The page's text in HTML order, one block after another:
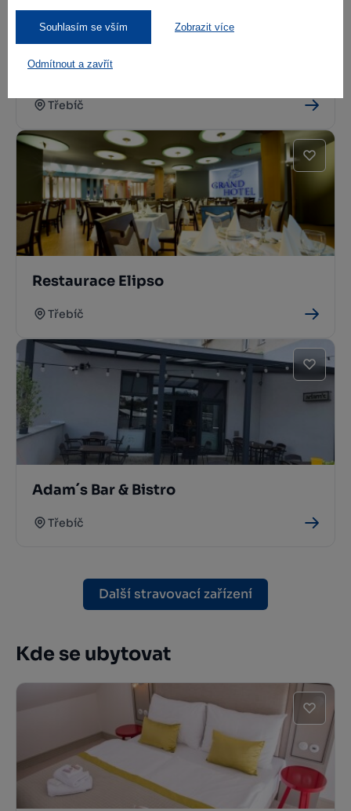
Souhlasím se vším Zobrazit více
Odmítnout a zavřít
Kavárna Vrátka
Třebíč
Restaurace Elipso
Třebíč
Adam´s Bar & Bistro
Třebíč
Další stravovací zařízení
Kde se ubytovat